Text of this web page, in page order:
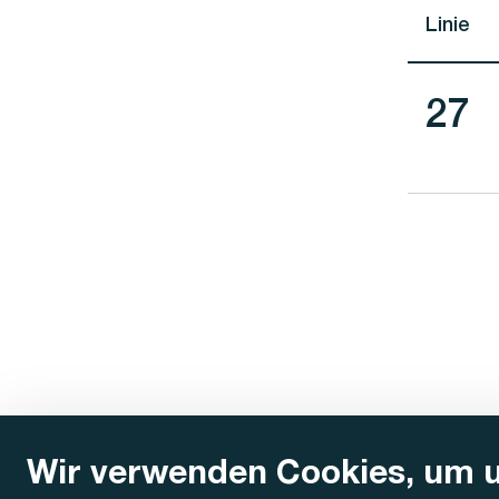
Wir verwenden Cookies, um
Linie
Linie
27